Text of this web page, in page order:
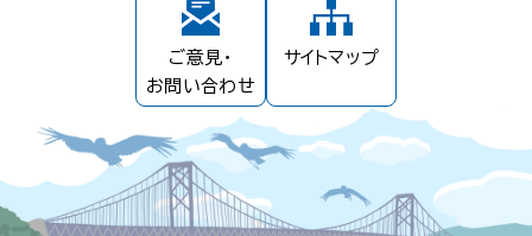
ご意見・
お問い合わせ
サイトマップ